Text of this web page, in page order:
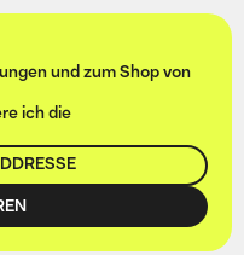
und zum Shop von
ich die